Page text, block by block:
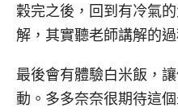
穀完之後，回到有冷氣
解，其實聽老師講解的
最後會有體驗白米飯，
動。多多奈奈很期待這